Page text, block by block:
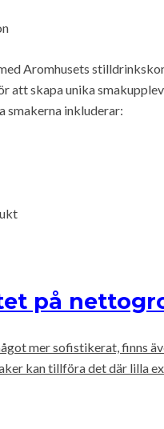
Aromhusets
att skapa unika
smakerna inkluderar:
på
mer sofistikerat, finns
kan tillföra det där lilla